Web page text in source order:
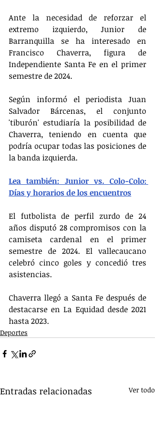
Ante la necesidad de reforzar el
extremo izquierdo, Junior de
Barranquilla se ha interesado en
Francisco Chaverra, figura de
Independiente Santa Fe en el primer
semestre de 2024.
Según informó el periodista Juan
Salvador Bárcenas, el conjunto
'tiburón' estudiaría la posibilidad de
Chaverra, teniendo en cuenta que
podría ocupar todas las posiciones de
la banda izquierda.
Lea también: Junior vs. Colo-Colo:
Días y horarios de los encuentros
El futbolista de perfil zurdo de 24
años disputó 28 compromisos con la
camiseta cardenal en el primer
semestre de 2024. El vallecaucano
celebró cinco goles y concedió tres
asistencias.
Chaverra llegó a Santa Fe después de
destacarse en La Equidad desde 2021
hasta 2023.
Deportes
Entradas relacionadas Ver todo